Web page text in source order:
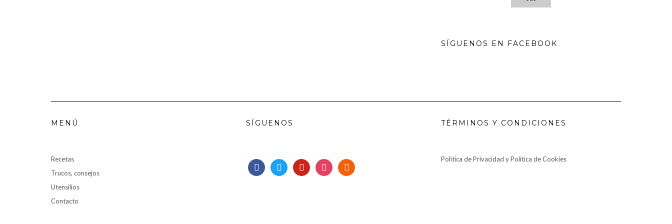
SÍGUENOS EN FACEBOOK
MENÚ
Recetas
Trucos, consejos
Utensilios
Contacto
SÍGUENOS
facebooktwitter pinterestinstagramrss
TÉRMINOS Y CONDICIONES
Política de Privacidad y Política de Cookies